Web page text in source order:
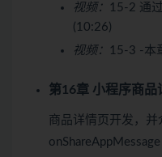
视频：
15-2 通
(10:26)
视频：
15-3 -本
第16章 小程序商品
商品详情页开发，并